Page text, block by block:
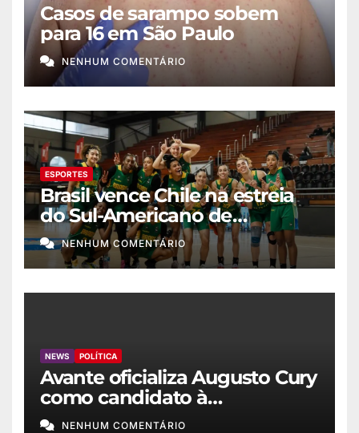
Casos de sarampo sobem
para 16 em São Paulo
NENHUM COMENTÁRIO
ESPORTES
Brasil vence Chile na estreia
do Sul-Americano de
basquete feminino
NENHUM COMENTÁRIO
NEWS POLÍTICA
Avante oficializa Augusto Cury
como candidato à
Presidência
NENHUM COMENTÁRIO